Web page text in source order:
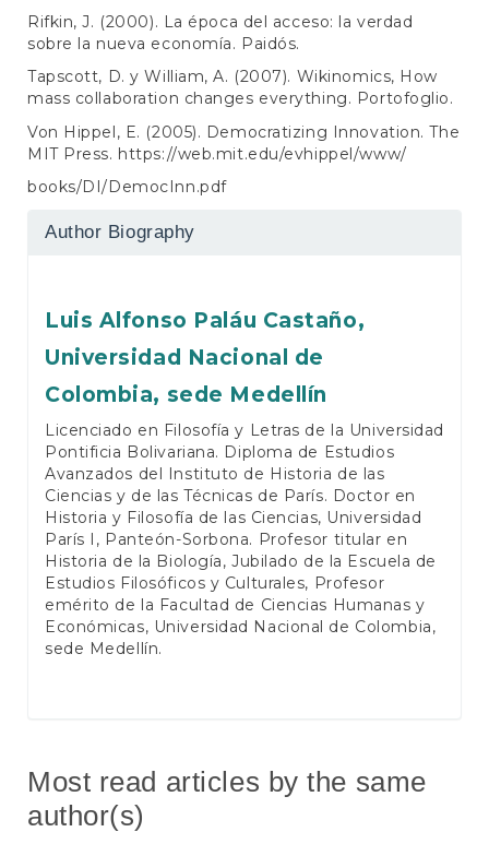
Rifkin, J. (2000). La época del acceso: la verdad
sobre la nueva economía. Paidós.
Tapscott, D. y William, A. (2007). Wikinomics, How
mass collaboration changes everything. Portofoglio.
Von Hippel, E. (2005). Democratizing Innovation. The
MIT Press. https://web.mit.edu/evhippel/www/
books/DI/DemocInn.pdf
Author Biography
Luis Alfonso Paláu Castaño,
Universidad Nacional de
Colombia, sede Medellín
Licenciado en Filosofía y Letras de la Universidad
Pontificia Bolivariana. Diploma de Estudios
Avanzados del Instituto de Historia de las
Ciencias y de las Técnicas de París. Doctor en
Historia y Filosofía de las Ciencias, Universidad
París I, Panteón-Sorbona. Profesor titular en
Historia de la Biología, Jubilado de la Escuela de
Estudios Filosóficos y Culturales, Profesor
emérito de la Facultad de Ciencias Humanas y
Económicas, Universidad Nacional de Colombia,
sede Medellín.
Most read articles by the same
author(s)